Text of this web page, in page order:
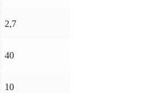
2,7
40
10